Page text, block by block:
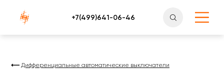
Атлантснаб
Дифференциальные автоматические выключатели